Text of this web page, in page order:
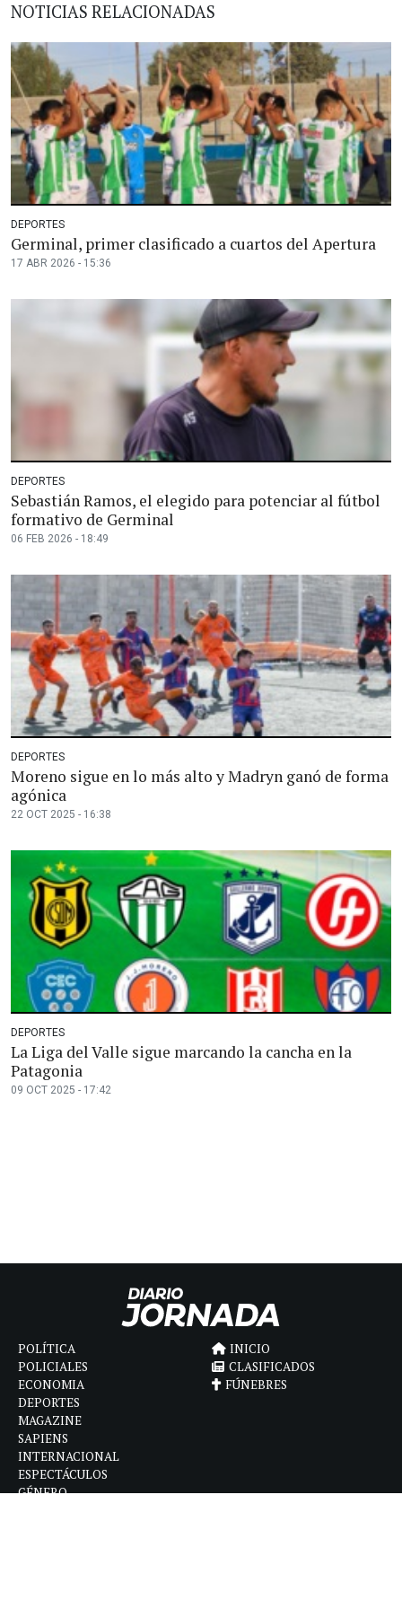
NOTICIAS RELACIONADAS
DEPORTES
Germinal, primer clasificado a cuartos del Apertura
17 ABR 2026 - 15:36
DEPORTES
Sebastián Ramos, el elegido para potenciar al fútbol
formativo de Germinal
06 FEB 2026 - 18:49
DEPORTES
Moreno sigue en lo más alto y Madryn ganó de forma
agónica
22 OCT 2025 - 16:38
DEPORTES
La Liga del Valle sigue marcando la cancha en la
Patagonia
09 OCT 2025 - 17:42
POLÍTICA
POLICIALES
ECONOMIA
DEPORTES
MAGAZINE
SAPIENS
INTERNACIONAL
ESPECTÁCULOS
GÉNERO
INICIO
CLASIFICADOS
FÚNEBRES